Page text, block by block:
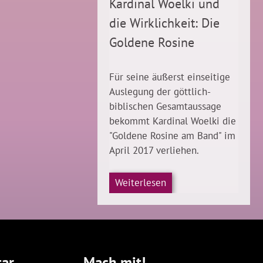
Kardinal Woelki und
die Wirklichkeit: Die
Goldene Rosine
Für seine äußerst einseitige
Auslegung der göttlich-
biblischen Gesamtaussage
bekommt Kardinal Woelki die
"Goldene Rosine am Band" im
April 2017 verliehen.
Weiterlesen